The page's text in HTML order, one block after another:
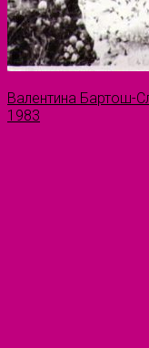
Валентина Бартош-
1983